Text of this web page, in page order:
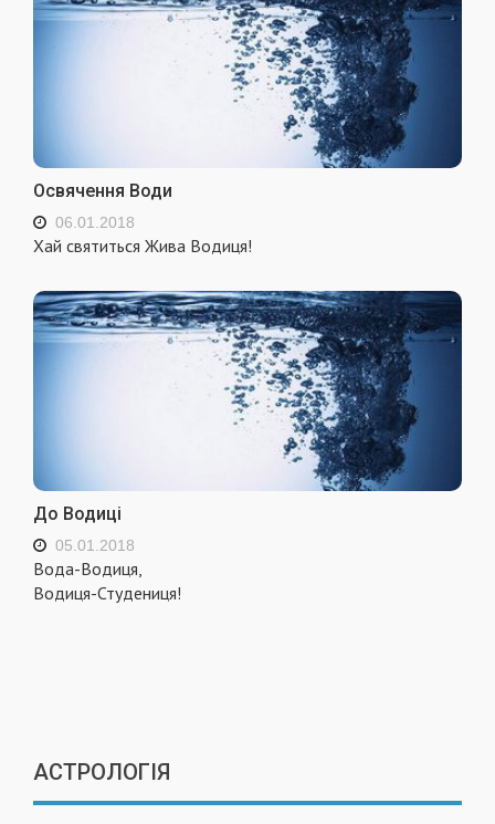
Освячення Води
06.01.2018
Хай святиться Жива Водиця!
До Водиці
05.01.2018
Вода-Водиця,
Водиця-Студениця!
АСТРОЛОГІЯ